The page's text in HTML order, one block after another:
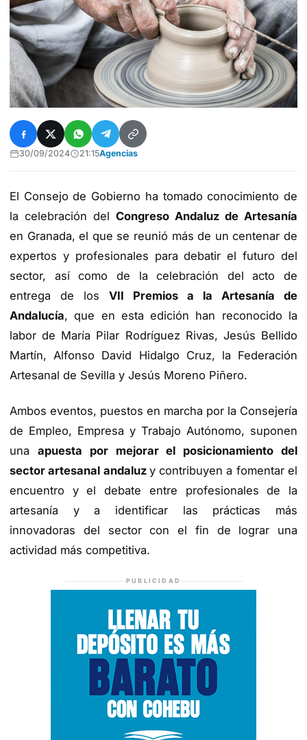
30/09/2024 21:15Agencias
El Consejo de Gobierno ha tomado conocimiento de
la celebración del Congreso Andaluz de Artesanía
en Granada, el que se reunió más de un centenar de
expertos y profesionales para debatir el futuro del
sector, así como de la celebración del acto de
entrega de los VII Premios a la Artesanía de
Andalucía, que en esta edición han reconocido la
labor de María Pilar Rodríguez Rivas, Jesús Bellido
Martín, Alfonso David Hidalgo Cruz, la Federación
Artesanal de Sevilla y Jesús Moreno Piñero.
Ambos eventos, puestos en marcha por la Consejería
de Empleo, Empresa y Trabajo Autónomo, suponen
una apuesta por mejorar el posicionamiento del
sector artesanal andaluz y contribuyen a fomentar el
encuentro y el debate entre profesionales de la
artesanía y a identificar las prácticas más
innovadoras del sector con el fin de lograr una
actividad más competitiva.
PUBLICIDAD